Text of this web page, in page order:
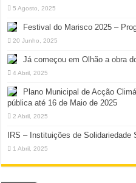
5 Agosto, 2025
Festival do Marisco 2025 –
20 Junho, 2025
Já começou em Olhão a obra
4 Abril, 2025
Plano Municipal de Acção
pública até 16 de Maio de 2025
2 Abril, 2025
IRS – Instituições de Solidariedade
1 Abril, 2025